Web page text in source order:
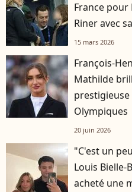
France pour
Riner avec
15 mars 2026
François-
Mathilde
prestigieuse
Olympiques
20 juin 2026
"C'est un
Louis Bielle-
acheté une